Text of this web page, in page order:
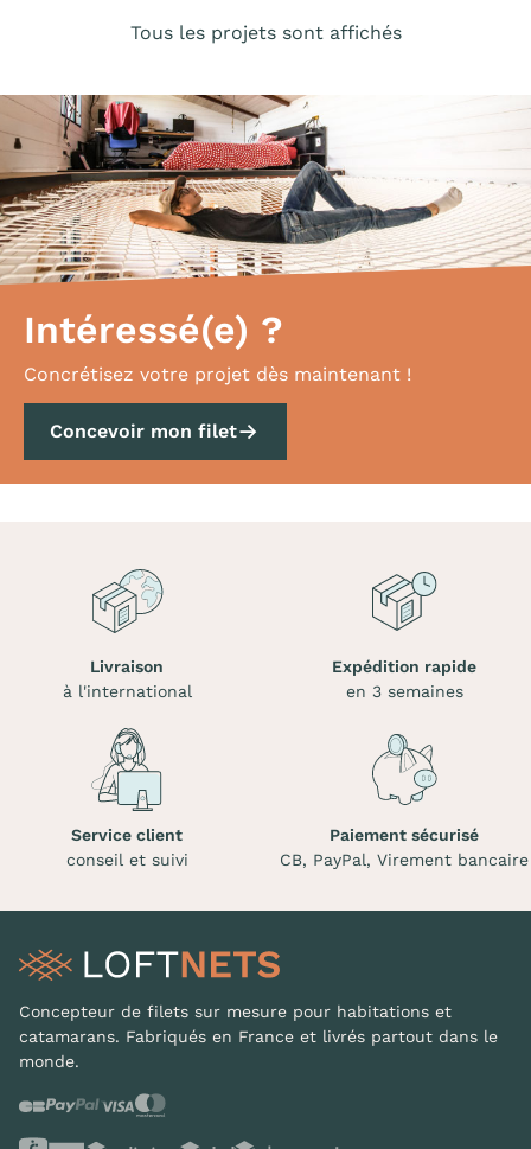
Tous les projets sont affichés
Intéressé(e) ?
Concrétisez votre projet dès maintenant !
Concevoir mon filet
Livraison
à l'international
Expédition rapide
en 3 semaines
Service client
conseil et suivi
Paiement sécurisé
CB, PayPal, Virement bancaire
Concepteur de filets sur mesure pour habitations et
catamarans. Fabriqués en France et livrés partout dans le
monde.